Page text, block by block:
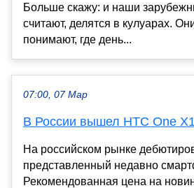
Больше скажу: и наши
считают, делятся в кулуарах.
понимают, где день...
07:00, 07 Мар
В России вышел HTC One
На российском рынке
представленный недавно
Рекомендованная цена на